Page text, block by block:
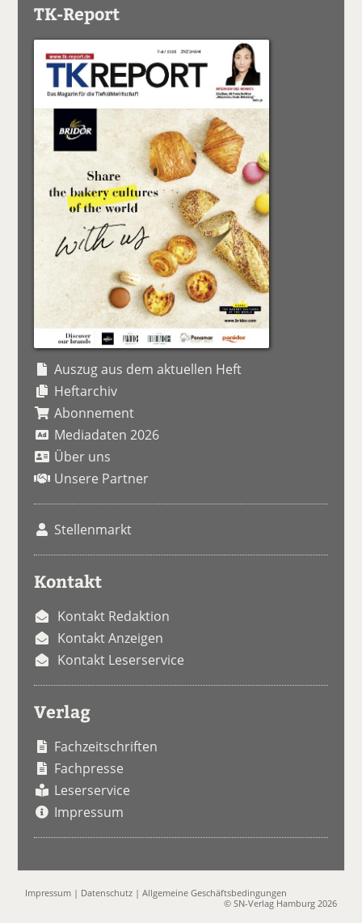
TK-Report
Auszug aus dem aktuellen Heft
Heftarchiv
Abonnement
Mediadaten 2026
Über uns
Unsere Partner
Stellenmarkt
Kontakt
Kontakt Redaktion
Kontakt Anzeigen
Kontakt Leserservice
Verlag
Fachzeitschriften
Fachpresse
Leserservice
Impressum
Impressum | Datenschutz |Allgemeine Geschäftsbedingungen
© SN-Verlag Hamburg 2026